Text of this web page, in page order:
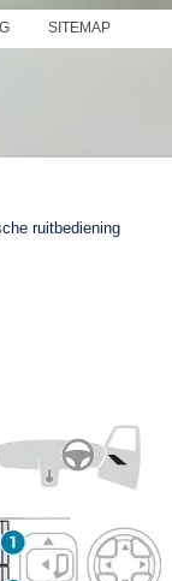
SITEMAP
ruitbediening